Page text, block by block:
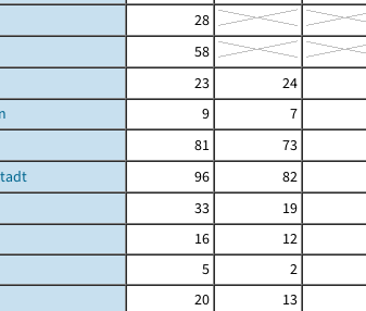
28
58
23 24
9 7
81 73
96 82
33 19
16 12
5 2
20 13